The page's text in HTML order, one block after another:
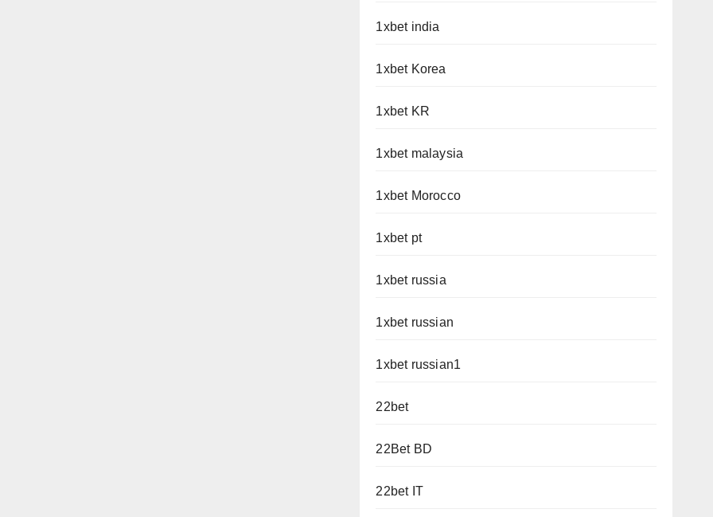
1xbet india
1xbet Korea
1xbet KR
1xbet malaysia
1xbet Morocco
1xbet pt
1xbet russia
1xbet russian
1xbet russian1
22bet
22Bet BD
22bet IT